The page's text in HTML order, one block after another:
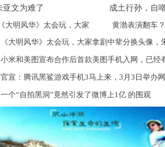
《大明风华》太会玩，大家
黄渤表演翻车
《大明风华》太会玩，大家拿剧中辈分换头像，
小米和美图宣布合作后首款美图手机入网，已经
官宣：腾讯黑鲨游戏手机3马上来，3月3日举办网
​一个“自拍黑洞”竟然引发了微博上1亿 的围观